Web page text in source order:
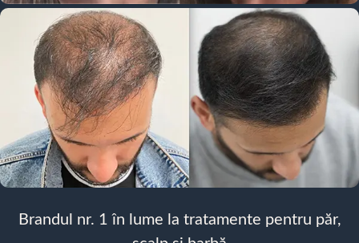
Brandul nr. 1 în lume la tratamente pentru păr,